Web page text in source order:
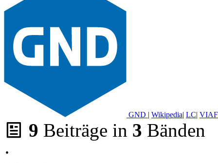
GND | Wikipedia| LC| VIAF
9 Beiträge in 3 Bänden
·